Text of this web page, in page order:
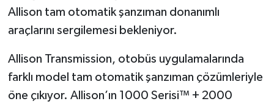
Allison tam otomatik şanzıman donanımlı
araçlarını sergilemesi bekleniyor.
Allison Transmission, otobüs uygulamalarında
farklı model tam otomatik şanzıman çözümleriyle
öne çıkıyor. Allison’ın 1000 Serisi™ + 2000